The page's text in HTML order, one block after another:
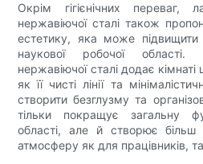
Окрім гігієнічних переваг,
нержавіючої сталі також
естетику, яка може підвищити
наукової робочої
нержавіючої сталі додає кімнаті
як її чисті лінії та
створити безглузму та
тільки покращує загальну
області, але й створює більш
атмосферу як для працівників,